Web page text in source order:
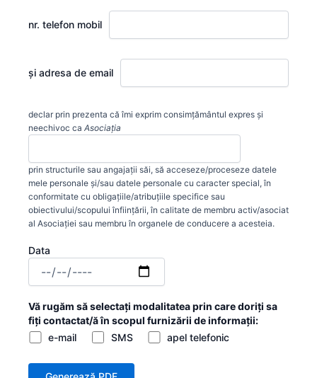
nr. telefon mobil
și adresa de email
declar prin prezenta că îmi exprim consimțământul expres și
neechivoc ca Asociația
prin structurile sau angajații săi, să acceseze/proceseze datele
mele personale și/sau datele personale cu caracter special, în
conformitate cu obligațiile/atribuțiile specifice sau
obiectivului/scopului înființării, în calitate de membru activ/asociat
al Asociației sau membru în organele de conducere a acesteia.
Data
Vă rugăm să selectați modalitatea prin care doriți sa
fiți contactat/ă în scopul furnizării de informații:
e-mail
SMS apel telefonic